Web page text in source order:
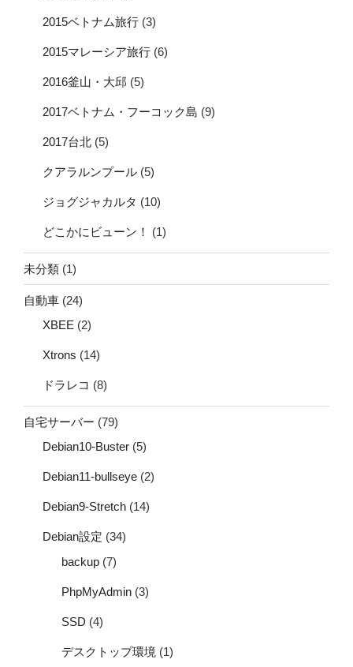
2015ベトナム旅行 (3)
2015マレーシア旅行 (6)
2016釜山・大邱 (5)
2017ベトナム・フーコック島 (9)
2017台北 (5)
クアラルンプール (5)
ジョグジャカルタ (10)
どこかにビューン！ (1)
未分類 (1)
自動車 (24)
XBEE (2)
Xtrons (14)
ドラレコ (8)
自宅サーバー (79)
Debian10-Buster (5)
Debian11-bullseye (2)
Debian9-Stretch (14)
Debian設定 (34)
backup (7)
PhpMyAdmin (3)
SSD (4)
デスクトップ環境 (1)